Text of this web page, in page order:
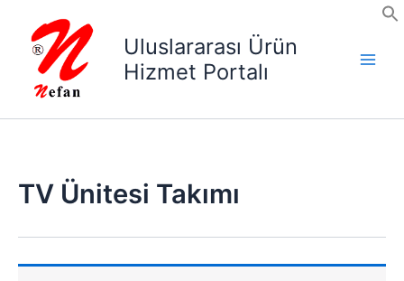
Uluslararası Ürün
Hizmet Portalı
TV Ünitesi Takımı